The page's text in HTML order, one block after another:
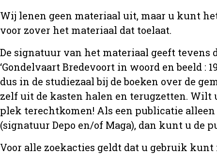
Wij lenen geen materiaal uit, maar u kunt
voor zover het materiaal dat toelaat.
De signatuur van het materiaal geeft tevens
‘Gondelvaart Bredevoort in woord en beeld :
dus in de studiezaal bij de boeken over de
zelf uit de kasten halen en terugzetten. Wilt
plek terechtkomen! Als een publicatie
(signatuur Depo en/of Maga), dan kunt u de
Voor alle zoekacties geldt dat u gebruik